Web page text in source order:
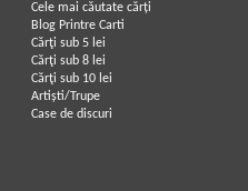
Cele mai căutate cărți
Blog Printre Carti
Cărţi sub 5 lei
Cărţi sub 8 lei
Cărţi sub 10 lei
Artiști/Trupe
Case de discuri